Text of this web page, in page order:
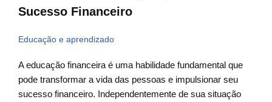
Sucesso Financeiro
Educação e aprendizado
A educação financeira é uma habilidade fundamental que
pode transformar a vida das pessoas e impulsionar seu
sucesso financeiro. Independentemente de sua situação